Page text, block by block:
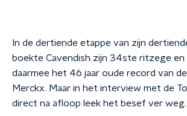
In de dertiende etappe van zijn
boekte Cavendish zijn 34ste ritzege en
daarmee het 46 jaar oude record van
Merckx. Maar in het interview met de
direct na afloop leek het besef ver weg.